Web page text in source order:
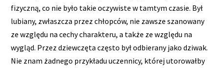
fizyczną, co nie było takie oczywiste w tamtym czasie. Był
lubiany, zwłaszcza przez chłopców, nie zawsze szanowany
ze względu na cechy charakteru, a także ze względu na
wygląd. Przez dziewczęta często był odbierany jako dziwak.
Nie znam żadnego przykładu uczennicy, której utorowałby